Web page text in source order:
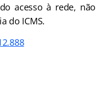
acesso à rede, não
do ICMS.